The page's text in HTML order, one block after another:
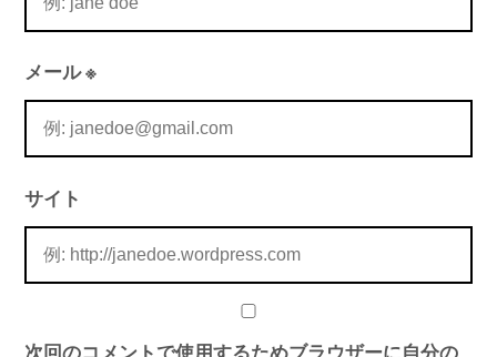
メール※
サイト
次回のコメントで使用するためブラウザーに自分の